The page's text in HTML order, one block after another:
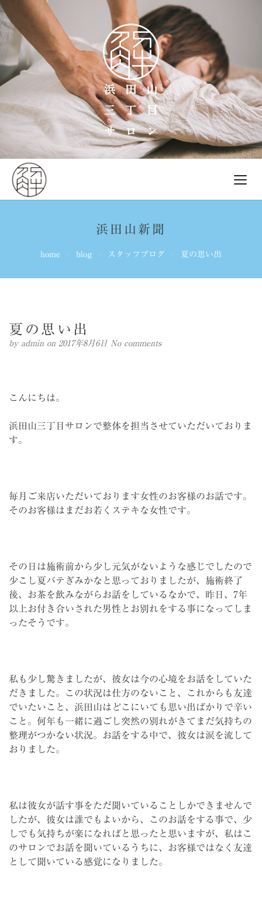
浜田山新聞
home blog スタッフブログ 夏の思い出
夏の思い出
by admin on 2017年8月6日 No comments
こんにちは。
浜田山三丁目サロンで整体を担当させていただいておりま
す。
毎月ご来店いただいております女性のお客様のお話です。
そのお客様はまだお若くステキな女性です。
その日は施術前から少し元気がないような感じでしたので
少こし夏バテぎみかなと思っておりましたが、施術終了
後、お茶を飲みながらお話をしているなかで、昨日、7年
以上お付き合いされた男性とお別れをする事になってしま
ったそうです。
私も少し驚きましたが、彼女は今の心境をお話をしていた
だきました。この状況は仕方のないこと、これからも友達
でいたいこと、浜田山はどこにいても思い出ばかりで辛い
こと。何年も一緒に過ごし突然の別れがきてまだ気持ちの
整理がつかない状況。お話をする中で、彼女は涙を流して
おりました。
私は彼女が話す事をただ聞いていることしかできませんで
したが、彼女は誰でもよいから、このお話をする事で、少
しでも気持ちが楽になればと思ったと思いますが、私はこ
のサロンでお話を聞いているうちに、お客様ではなく友達
として聞いている感覚になりました。